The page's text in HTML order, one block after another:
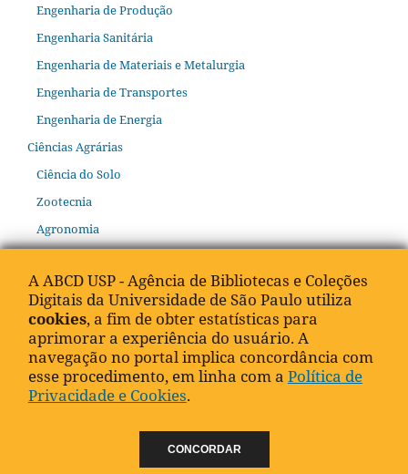
Engenharia de Produção
Engenharia Sanitária
Engenharia de Materiais e Metalurgia
Engenharia de Transportes
Engenharia de Energia
Ciências Agrárias
Ciência do Solo
Zootecnia
Agronomia
Recursos florestais e engenharia florestal
Medicina Veterinária
Ciência e Tecnologia de Alimentos
Recursos pesqueiros e engenharia de pesca
Linguística, Letras e Artes
A ABCD USP - Agência de Bibliotecas e Coleções
Digitais da Universidade de São Paulo utiliza
cookies, a fim de obter estatísticas para
aprimorar a experiência do usuário. A
navegação no portal implica concordância com
esse procedimento, em linha com a Política de
Privacidade e Cookies.
CONCORDAR